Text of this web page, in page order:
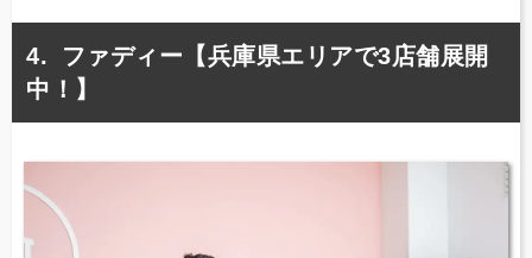
ファディー【兵庫県エリアで3店舗展開
中！】